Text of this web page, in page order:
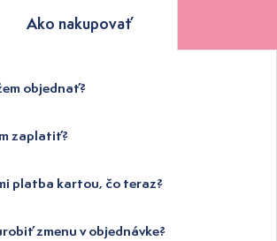
Ako nakupovať
objednať?
zaplatiť?
platba kartou, čo teraz?
zmenu v objednávke?